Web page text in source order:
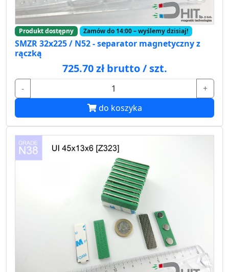
Produkt dostępny Zamów do 14:00 – wyślemy dzisiaj!
SMZR 32x225 / N52 - separator magnetyczny z
rączką
725.70 zł brutto / szt.
-
+
do koszyka